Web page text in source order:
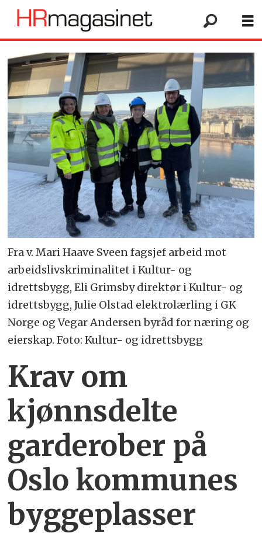
Fra v. Mari Haave Sveen fagsjef arbeid mot
arbeidslivskriminalitet i Kultur- og
idrettsbygg, Eli Grimsby direktør i Kultur- og
idrettsbygg, Julie Olstad elektrolærling i GK
Norge og Vegar Andersen byråd for næring og
eierskap. Foto: Kultur- og idrettsbygg
Krav om
kjønnsdelte
garderober på
Oslo kommunes
byggeplasser